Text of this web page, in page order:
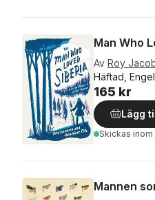
Man Who
Av Roy
Häftad,
165 kr
Lägg
Skickas
Mannen